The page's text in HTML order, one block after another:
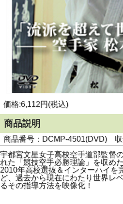
価格:6,112円(税込)
商品説明
商品番号：DCMP-4501(DVD)
宇都宮文星女子高校空手道部監督
れた「競技空手必勝理論」を収め
2010年高校選抜＆インターハイを
ど、過去から現在にわたり世界レ
るその指導方法を映像化！